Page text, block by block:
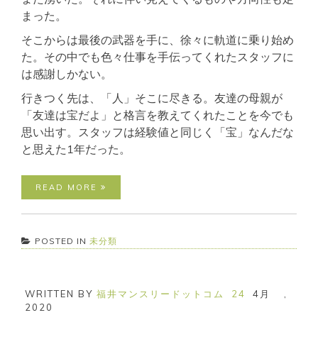
まった。
そこからは最後の武器を手に、徐々に軌道に乗り始め
た。その中でも色々仕事を手伝ってくれたスタッフに
は感謝しかない。
行きつく先は、「人」そこに尽きる。友達の母親が
「友達は宝だよ」と格言を教えてくれたことを今でも
思い出す。スタッフは経験値と同じく「宝」なんだな
と思えた1年だった。
READ MORE
POSTED IN 未分類
WRITTEN BY 福井マンスリードットコム 24 4月
2020